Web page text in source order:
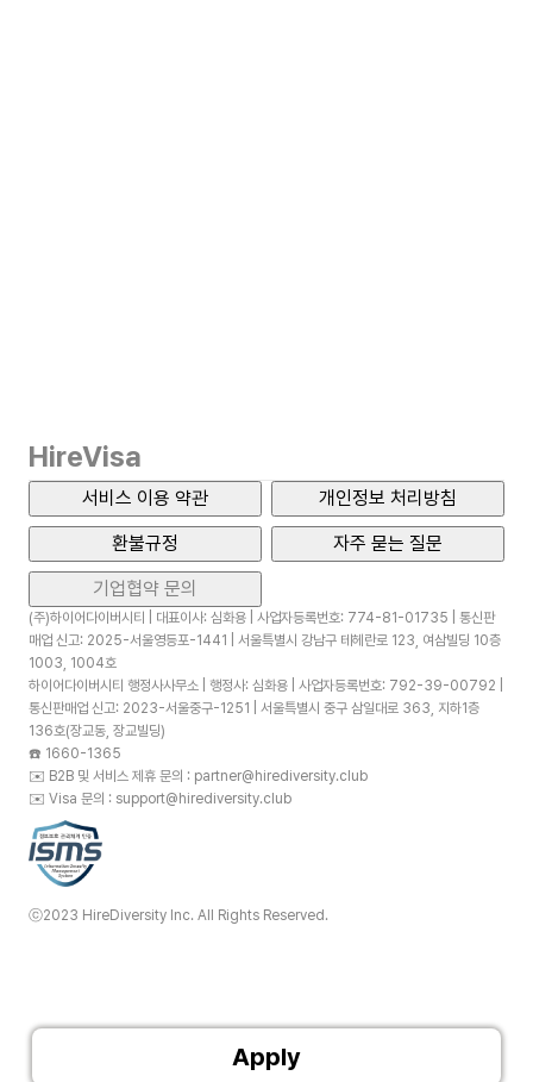
HireVisa
서비스 이용 약관
개인정보 처리방침
환불규정
자주 묻는 질문
기업협약 문의
(주)하이어다이버시티 | 대표이사: 심화용 | 사업자등록번호: 774-81-01735 | 통신판
매업 신고: 2025-서울영등포-1441 | 서울특별시 강남구 테헤란로 123, 여삼빌딩 10층
1003, 1004호
하이어다이버시티 행정사사무소 | 행정사: 심화용 | 사업자등록번호: 792-39-00792 |
통신판매업 신고: 2023-서울중구-1251 | 서울특별시 중구 삼일대로 363, 지하1층
136호(장교동, 장교빌딩)
☎️ 1660-1365
✉️ B2B 및 서비스 제휴 문의 : partner@hirediversity.club
✉️ Visa 문의 : support@hirediversity.club
ⓒ2023 HireDiversity Inc. All Rights Reserved.
Apply